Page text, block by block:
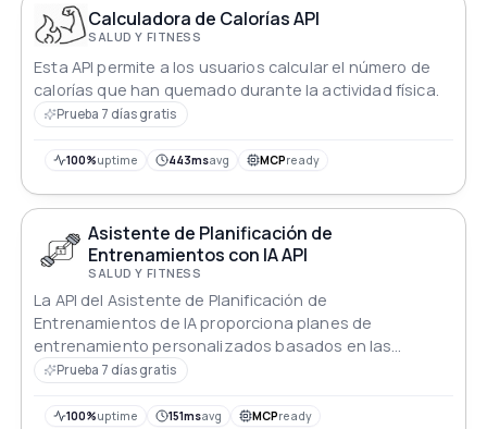
Calculadora de Calorías API
SALUD Y FITNESS
Esta API permite a los usuarios calcular el número de
calorías que han quemado durante la actividad física.
Prueba 7 días gratis
100%uptime 443msavg MCPready
Asistente de Planificación de
Entrenamientos con IA API
SALUD Y FITNESS
La API del Asistente de Planificación de
Entrenamientos de IA proporciona planes de
entrenamiento personalizados basados en las
preferencias del usuario y sus objetivos de
Prueba 7 días gratis
100%uptime 151msavg MCPready